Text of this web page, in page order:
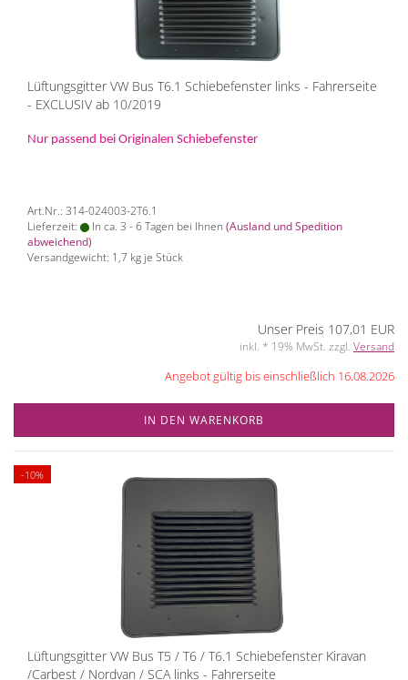
Lüftungsgitter VW Bus T6.1 Schiebefenster links - Fahrerseite
- EXCLUSIV ab 10/2019
Nur passend bei Originalen Schiebefenster
Art.Nr.: 314-024003-2T6.1
Lieferzeit:
In ca. 3 - 6 Tagen bei Ihnen (Ausland und Spedition
abweichend)
Versandgewicht: 1,7 kg je Stück
Unser Preis 107,01 EUR
inkl. * 19% MwSt. zzgl. Versand
Angebot gültig bis einschließlich 16.08.2026
IN DEN WARENKORB
-10%
Lüftungsgitter VW Bus T5 / T6 / T6.1 Schiebefenster Kiravan
/Carbest / Nordvan / SCA links - Fahrerseite